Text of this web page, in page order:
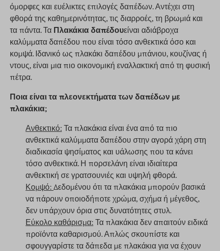
όμορφες και ευέλικτες επιλογές δαπέδων. Αντέχει στη
φθορά της καθημερινότητας, τις διαρροές, τη βρωμιά και
τα πάντα. Τα Πλακάκια δαπέδουείναι αδιάβροχα
καλύμματα δαπέδου που είναι τόσο ανθεκτικά όσο και
κομψά. Ιδανικό ως πλακάκι δαπέδου μπάνιου, κουζίνας ή
ντους, είναι μια πιο οικονομική εναλλακτική από τη φυσική
πέτρα.
Ποια είναι τα πλεονεκτήματα των δαπέδων με
πλακάκια;
Ανθεκτικό: Τα πλακάκια είναι ένα από τα πιο
ανθεκτικά καλύμματα δαπέδου στην αγορά χάρη στη
διαδικασία ψησίματος και υάλωσης που τα κάνει
τόσο ανθεκτικά. Η πορσελάνη είναι ιδιαίτερα
ανθεκτική σε γρατσουνιές και υψηλή φθορά.
Κομψό: Δεδομένου ότι τα πλακάκια μπορούν βασικά
να πάρουν οποιοδήποτε χρώμα, σχήμα ή μέγεθος,
δεν υπάρχουν όρια στις δυνατότητες στυλ.
Εύκολο καθάρισμα: Τα πλακάκια δεν απαιτούν ειδικά
προϊόντα καθαρισμού. Απλώς σκουπίστε και
σφουγγαρίστε τα δάπεδα με πλακάκια για να έχουν